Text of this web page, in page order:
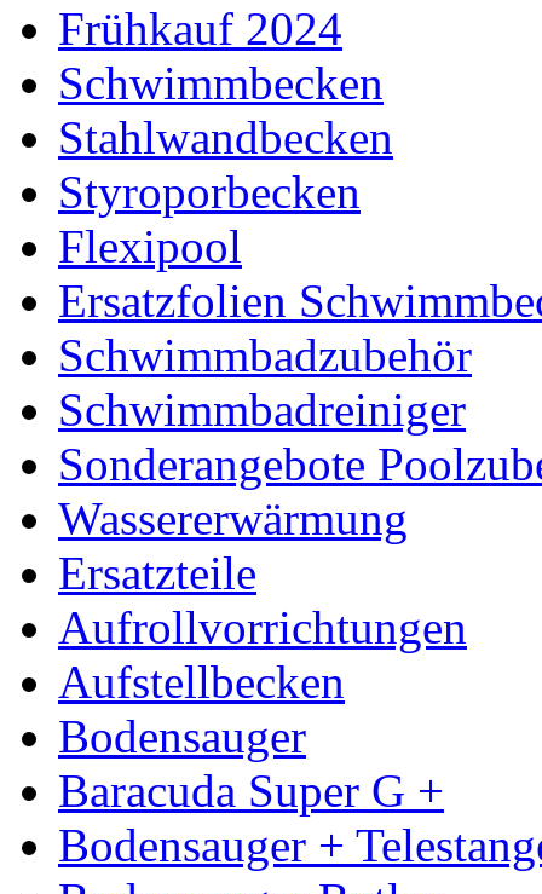
Frühkauf 2024
Schwimmbecken
Stahlwandbecken
Styroporbecken
Flexipool
Ersatzfolien
Schwimmbadzubehör
Schwimmbadreiniger
Sonderangebote
Wassererwärmung
Ersatzteile
Aufrollvorrichtungen
Aufstellbecken
Bodensauger
Baracuda Super G +
Bodensauger +